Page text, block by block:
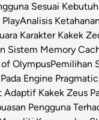
Sesuai
Analisis
Karakter Kakek
Sistem Memory
OlympusPemilihan
Engine
Adaptif Kakek Zeus
Pengguna